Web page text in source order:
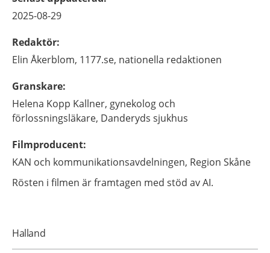
2025-08-29
Redaktör:
Elin Åkerblom, 1177.se, nationella redaktionen
Granskare:
Helena Kopp Kallner, gynekolog och
förlossningsläkare, Danderyds sjukhus
Filmproducent:
KAN och kommunikationsavdelningen, Region Skåne
Rösten i filmen är framtagen med stöd av AI.
Halland